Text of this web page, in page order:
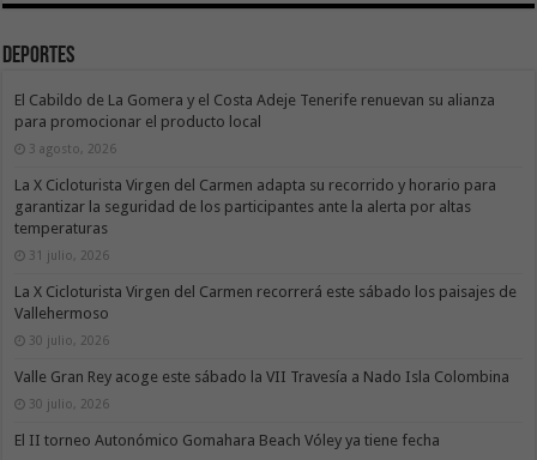
Deportes
El Cabildo de La Gomera y el Costa Adeje Tenerife renuevan su alianza
para promocionar el producto local
3 agosto, 2026
La X Cicloturista Virgen del Carmen adapta su recorrido y horario para
garantizar la seguridad de los participantes ante la alerta por altas
temperaturas
31 julio, 2026
La X Cicloturista Virgen del Carmen recorrerá este sábado los paisajes de
Vallehermoso
30 julio, 2026
Valle Gran Rey acoge este sábado la VII Travesía a Nado Isla Colombina
30 julio, 2026
El II torneo Autonómico Gomahara Beach Vóley ya tiene fecha